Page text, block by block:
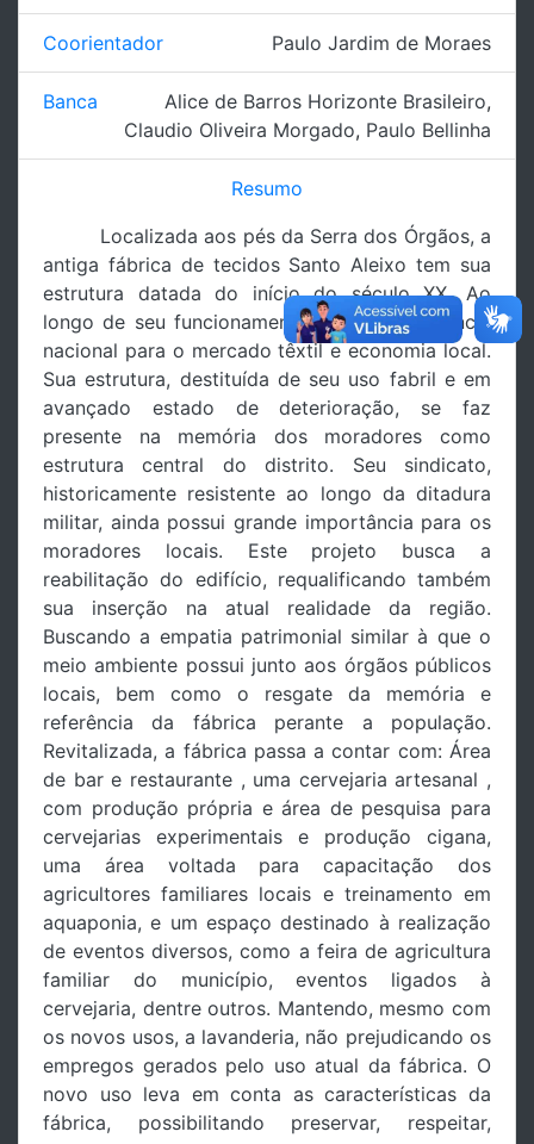
Coorientador Paulo Jardim de Moraes
Banca Alice de Barros Horizonte Brasileiro,
Claudio Oliveira Morgado, Paulo Bellinha
Resumo
Localizada aos pés da Serra dos Órgãos, a
antiga fábrica de tecidos Santo Aleixo tem sua
estrutura datada do início do século XX. Ao
longo de seu funcionamento atinge importância
nacional para o mercado têxtil e economia local.
Sua estrutura, destituída de seu uso fabril e em
avançado estado de deterioração, se faz
presente na memória dos moradores como
estrutura central do distrito. Seu sindicato,
historicamente resistente ao longo da ditadura
militar, ainda possui grande importância para os
moradores locais. Este projeto busca a
reabilitação do edifício, requalificando também
sua inserção na atual realidade da região.
Buscando a empatia patrimonial similar à que o
meio ambiente possui junto aos órgãos públicos
locais, bem como o resgate da memória e
referência da fábrica perante a população.
Revitalizada, a fábrica passa a contar com: Área
de bar e restaurante , uma cervejaria artesanal ,
com produção própria e área de pesquisa para
cervejarias experimentais e produção cigana,
uma área voltada para capacitação dos
agricultores familiares locais e treinamento em
aquaponia, e um espaço destinado à realização
de eventos diversos, como a feira de agricultura
familiar do município, eventos ligados à
cervejaria, dentre outros. Mantendo, mesmo com
os novos usos, a lavanderia, não prejudicando os
empregos gerados pelo uso atual da fábrica. O
novo uso leva em conta as características da
fábrica, possibilitando preservar, respeitar,